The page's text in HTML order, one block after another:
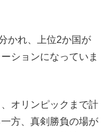
かれ、上位2か国が
ションになっていま
オリンピックまで計
方、真剣勝負の場が